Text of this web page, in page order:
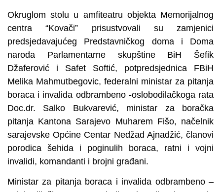
Okruglom stolu u amfiteatru objekta Memorijalnog
centra “Kovači” prisustvovali su zamjenici
predsjedavajućeg Predstavničkog doma i Doma
naroda Parlamentarne skupštine BiH Šefik
Džaferović i Safet Softić, potpredsjednica FBiH
Melika Mahmutbegovic, federalni ministar za pitanja
boraca i invalida odbrambeno -oslobodilačkoga rata
Doc.dr. Salko Bukvarević, ministar za boračka
pitanja Kantona Sarajevo Muharem Fišo, načelnik
sarajevske Općine Centar Nedžad Ajnadžić, članovi
porodica šehida i poginulih boraca, ratni i vojni
invalidi, komandanti i brojni građani.
Ministar za pitanja boraca i invalida odbrambeno –